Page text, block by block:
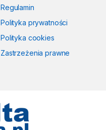
Regulamin
Polityka prywatności
Polityka cookies
Zastrzeżenia prawne